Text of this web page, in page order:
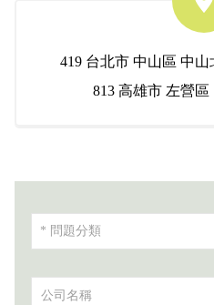
419 台北市 中山區 中山
813 高雄市 左營區